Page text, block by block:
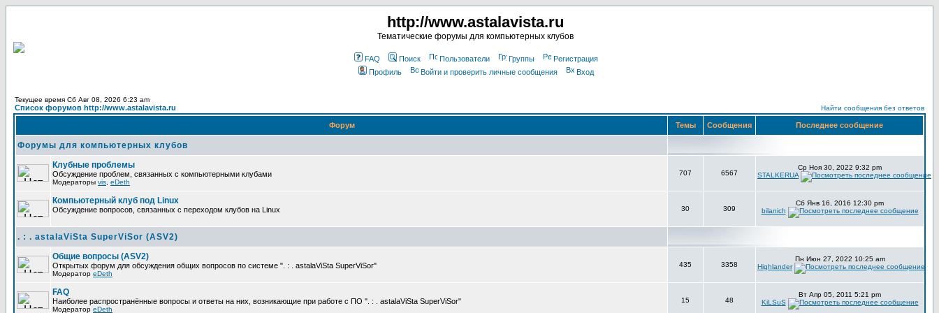
http://www.astalavista.ru
Тематические форумы для компьютерных клубов
FAQ Поиск Пользователи Группы
Регистрация
Профиль
Войти и проверить личные сообщения Вход
Текущее время Сб Авг 08, 2026 6:23 am
Список форумов http://www.astalavista.ru Найти сообщения без ответов
Форум Темы Сообщения Последнее сообщение
Форумы для компьютерных клубов
Клубные проблемы
Обсуждение проблем, связанных с компьютерными клубами
Модераторы vis eDeth
707 6567
Ср Ноя 30, 2022 9:32 pm
STALKERUA
Компьютерный клуб под Linux
Обсуждение вопросов, связанных с переходом клубов на Linux 30 309
Сб Янв 16, 2016 12:30 pm
bilanich
. : . astalaViSta SuperViSor (ASV2)
Общие вопросы (ASV2)
Открытых форум для обсуждения общих вопросов по системе ". : . astalaViSta SuperViSor"
Модератор eDeth
435 3358
Пн Июн 27, 2022 10:25 am
Highlander
FAQ
Наиболее распространённые вопросы и ответы на них, возникающие при работе с ПО ". : . astalaViSta SuperViSor"
Модератор eDeth
15 48
Вт Апр 05, 2011 5:21 pm
KiLSuS